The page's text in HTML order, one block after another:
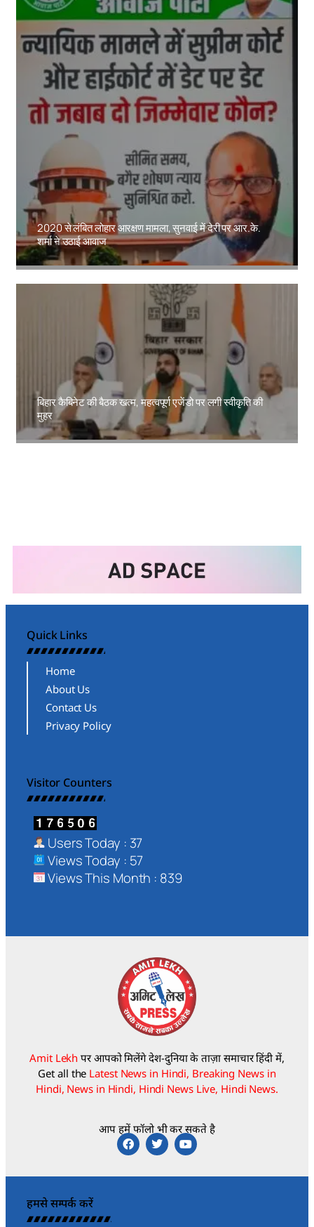
2020 से लंबित लोहार आरक्षण मामला, सुनवाई में देरी पर आर.के.
शर्मा ने उठाई आवाज
Amit Lekh
बिहार कैबिनेट की बैठक खत्म, महत्वपूर्ण एजेंडो पर लगी स्वीकृति की
मुहर
Amit Lekh
Quick Links
Home
About Us
Contact Us
Privacy Policy
Visitor Counters
Users Today : 37
Views Today : 57
Views This Month : 839
Amit Lekh पर आपको मिलेंगे देश-दुनिया के ताज़ा समाचार हिंदी में,
Get all the Latest News in Hindi, Breaking News in
Hindi, News in Hindi, Hindi News Live, Hindi News.
आप हमें फॉलो भी कर सकते है
हमसे सम्पर्क करें